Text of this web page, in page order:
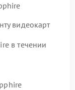
видеокарт
в течении